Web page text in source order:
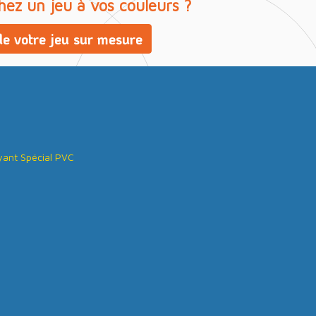
un jeu à vos couleurs ?
votre jeu sur mesure
Spécial PVC